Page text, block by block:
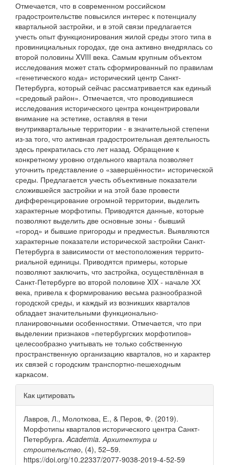
Отмечается, что в современном российском
градостроитель­стве повысился интерес к потенциалу
квартальной застройки, и в этой связи предлагается
учесть опыт функционирования жилой среды этого типа в
провинициальных городах, где она активно внедрялась со
второй половины XVIII века. Самым крупным объектом
исследования может стать сформирован­ный по правилам
«генетического кода» исторический центр Санкт-
Петербурга, который сейчас рассматривается как единый
«средовый район». Отмечается, что проводившиеся
исследо­вания исторического центра концентрировали
внимание на эстетике, оставляя в тени
внутриквартальные территории - в значительной степени
из-за того, что активная градострои­тельная деятельность
здесь прекратилась сто лет назад. Обра­щение к
конкретному уровню отдельного квартала позволяет
уточнить представление о «завершённости» исторической
среды. Предлагается учесть объективные показатели
сложив­шейся застройки и на этой базе провести
дифференцирование огромной территории, выделить
характерные морфотипы. При­водятся данные, которые
позволяют выделить две основные зоны - бывший
«город» и бывшие пригороды и предместья. Выявляются
характерные показатели исторической застройки Санкт-
Петербурга в зависимости от местоположения террито­
риальной единицы. Приводятся примеры, которые
позволяют заключить, что застройка, осуществлённая в
Санкт-Петербурге во второй половине XIX - начале ХХ
века, привела к форми­рованию весьма разнообразной
городской среды, и каждый из возникших кварталов
обладает значительными функцио­нально-
планировочными особенностями. Отмечается, что при
выделении признаков «петербургских морфотипов»
целесо­образно учитывать не только собственную
пространственную организацию кварталов, но и характер
их связей с городским транспортно-пешеходным
каркасом.
Информация
о статье
Как цитировать
Лавров, Л., Молоткова, Е., & Перов, Ф. (2019).
Морфотипы кварталов исторического центра Санкт-
Петербурга.Academia. Архитектура и
строительство, (4), 52–59.
https://doi.org/10.22337/2077-9038-2019-4-52-59